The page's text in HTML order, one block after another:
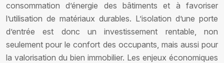
consommation d’énergie des bâtiments et à favoriser
l’utilisation de matériaux durables. L’isolation d’une porte
d’entrée est donc un investissement rentable, non
seulement pour le confort des occupants, mais aussi pour
la valorisation du bien immobilier. Les enjeux économiques